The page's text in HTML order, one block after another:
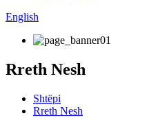
English
Rreth Nesh
Shtëpi
Rreth Nesh